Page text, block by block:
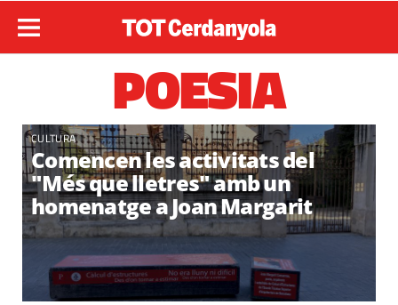
POESIA
CULTURA
Comencen les activitats del
"Més que lletres" amb un
homenatge a Joan Margarit